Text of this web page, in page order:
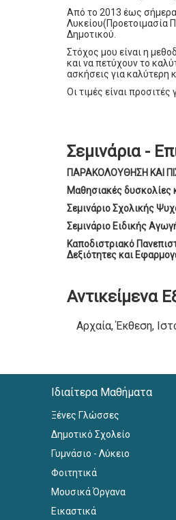
Από το 2013 έως σήμερα
Λυκείου(Προετοιμασία
Δημοτικού.
Στόχος μου είναι η
και να πετύχουν το
ασκήσεις για καλύτερη
Οι τιμές είναι
Σεμινάρια -
ΠΑΡΑΚΟΛΟΥΘΗΣΗ ΚΑΙ
Μαθησιακές δυσκολίες
Σεμινάριο Σχολικής
Σεμινάριο Ειδικής
Καποδιστριακό
Δεξιότητες και
Αντικείμενα
Αρχαία, Έκθεση,
Ιδιαίτερα Μαθήματα
Ξένες Γλώσσες
Δημοτικό Σχολείο
Γυμνάσιο - Λύκειο
Φοιτητικά
Μουσικά Όργανα
Εικαστικά